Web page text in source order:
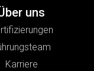
uns
Karriere